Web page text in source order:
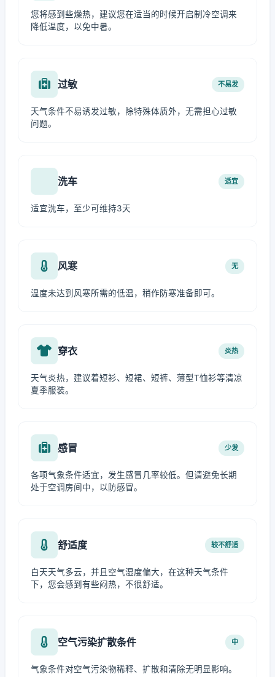
您将感到些燥热，建议您在适当的时候开启制冷空调来
降低温度，以免中暑。
过敏 不易发
天气条件不易诱发过敏，除特殊体质外，无需担心过敏
问题。
洗车 适宜
适宜洗车，至少可维持3天
风寒 无
温度未达到风寒所需的低温，稍作防寒准备即可。
穿衣 炎热
天气炎热，建议着短衫、短裙、短裤、薄型T恤衫等清凉
夏季服装。
感冒 少发
各项气象条件适宜，发生感冒几率较低。但请避免长期
处于空调房间中，以防感冒。
舒适度 较不舒适
白天天气多云，并且空气湿度偏大，在这种天气条件
下，您会感到有些闷热，不很舒适。
空气污染扩散条件 中
气象条件对空气污染物稀释、扩散和清除无明显影响。